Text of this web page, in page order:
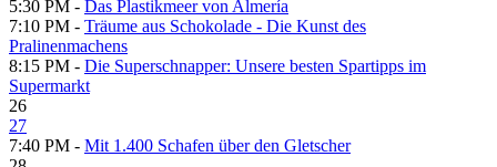
5:30 PM - Das Plastikmeer von Almería
7:10 PM - Träume aus Schokolade - Die Kunst des
Pralinenmachens
8:15 PM - Die Superschnapper: Unsere besten Spartipps im
Supermarkt
26
27
7:40 PM - Mit 1.400 Schafen über den Gletscher